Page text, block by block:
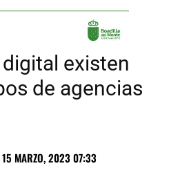
existen
de agencias
15 MARZO, 2023 07:33